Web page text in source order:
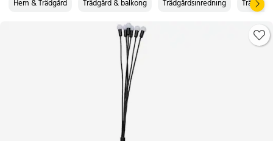
Hem & Trädgård Trädgård & balkong Trädgårdsinredning